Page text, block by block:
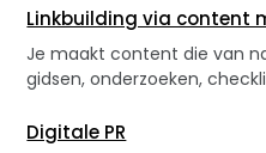
Linkbuilding via content
Je maakt content die van
gidsen, onderzoeken,
Digitale PR